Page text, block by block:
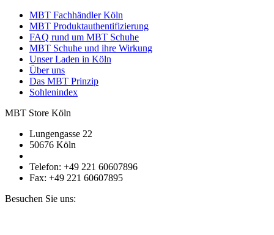
MBT Fachhändler Köln
MBT Produktauthentifizierung
FAQ rund um MBT Schuhe
MBT Schuhe und ihre Wirkung
Unser Laden in Köln
Über uns
Das MBT Prinzip
Sohlenindex
MBT Store Köln
Lungengasse 22
50676 Köln
Telefon: +49 221 60607896
Fax: +49 221 60607895
Besuchen Sie uns: